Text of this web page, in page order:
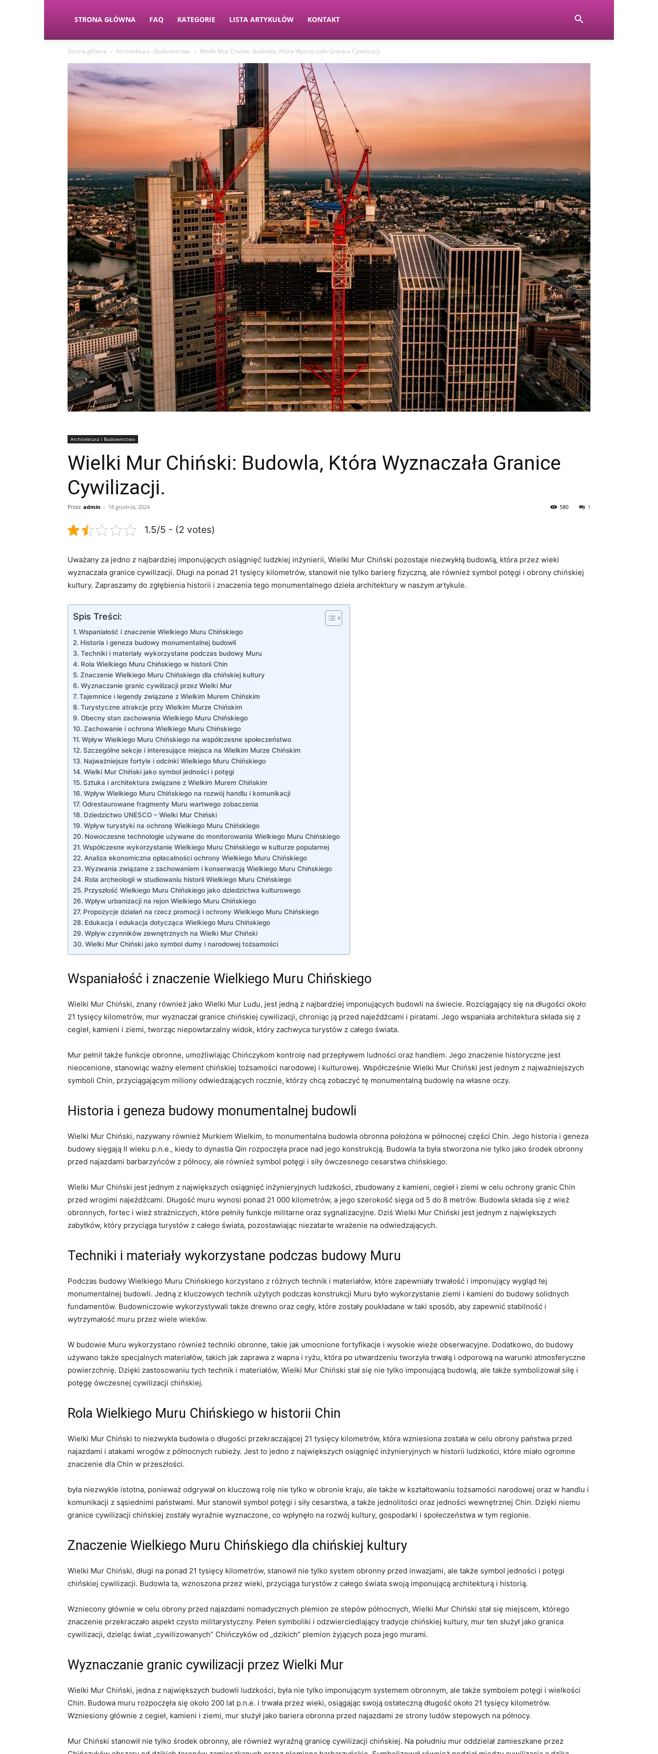
STRONA GŁÓWNA FAQ KATEGORIE LISTA ARTYKUŁÓW KONTAKT
Strona główna Architektura i Budownictwo Wielki Mur Chiński: Budowla, Która Wyznaczała Granice Cywilizacji.
Architektura i Budownictwo
Wielki Mur Chiński: Budowla, Która Wyznaczała Granice
Cywilizacji.
Przez admin - 18 grudnia, 2024 1
580
1.5/5 - (2 votes)
Uważany ‌za jedno z najbardziej imponujących osiągnięć ludzkiej inżynierii, Wielki Mur Chiński pozostaje niezwykłą budowlą, która przez ⁤wieki
wyznaczała granice cywilizacji. Długi na ponad 21 tysięcy kilometrów, stanowił nie tylko barierę fizyczną,‌ ale również symbol potęgi i obrony chińskiej
kultury. Zapraszamy do zgłębienia historii i znaczenia tego monumentalnego dzieła architektury w naszym artykule.
Spis Treści:
Wspaniałość i znaczenie Wielkiego⁤ Muru Chińskiego
Historia i geneza budowy monumentalnej budowli
Techniki i materiały wykorzystane podczas budowy Muru
Rola Wielkiego ‌Muru Chińskiego w historii Chin
Znaczenie Wielkiego Muru Chińskiego dla chińskiej kultury
Wyznaczanie granic cywilizacji przez ​Wielki Mur
Tajemnice ⁣i legendy związane z Wielkim Murem Chińskim
Turystyczne atrakcje przy Wielkim Murze Chińskim
Obecny stan zachowania‍ Wielkiego Muru Chińskiego
Zachowanie i ochrona Wielkiego Muru Chińskiego
Wpływ Wielkiego Muru Chińskiego na współczesne społeczeństwo
Szczególne sekcje i interesujące miejsca na Wielkim Murze Chińskim
Najważniejsze fortyle i odcinki Wielkiego Muru Chińskiego
Wielki Mur Chiński jako symbol jedności i potęgi
Sztuka i architektura związane z Wielkim Murem Chińskim
Wpływ Wielkiego Muru Chińskiego na rozwój handlu‍ i komunikacji
Odrestaurowane fragmenty Muru wartwego zobaczenia
Dziedzictwo UNESCO – Wielki Mur Chiński
Wpływ turystyki na ochronę Wielkiego Muru ‍Chińskiego
Nowoczesne technologie używane do monitorowania Wielkiego Muru Chińskiego
Współczesne wykorzystanie Wielkiego Muru Chińskiego w ‌kulturze popularnej
Analiza ekonomiczna opłacalności ochrony Wielkiego Muru Chińskiego
Wyzwania związane z zachowaniem i konserwacją Wielkiego Muru Chińskiego
Rola archeologii w studiowaniu historii Wielkiego Muru Chińskiego
Przyszłość Wielkiego Muru Chińskiego jako dziedzictwa kulturowego
Wpływ urbanizacji ⁤na rejon Wielkiego Muru Chińskiego
Propozycje działań na rzecz promocji​ i ochrony Wielkiego​ Muru Chińskiego
Edukacja i edukacja dotycząca Wielkiego Muru Chińskiego
Wpływ czynników zewnętrznych na Wielki Mur Chiński
Wielki‌ Mur‍ Chiński jako symbol dumy i narodowej tożsamości
Wspaniałość i znaczenie Wielkiego⁤ Muru Chińskiego
Wielki Mur Chiński, znany również jako Wielki Mur Ludu, jest jedną z najbardziej imponujących budowli na świecie. Rozciągający się na długości około⁢
21 ​tysięcy kilometrów, mur wyznaczał⁢ granice chińskiej ‍cywilizacji, chroniąc‍ ją przed najeźdźcami i piratami. Jego wspaniała architektura składa się z
cegieł, kamieni‌ i⁢ ziemi, tworząc niepowtarzalny widok, który zachwyca turystów⁤ z całego świata.
Mur pełnił także funkcje obronne,​ umożliwiając Chińczykom kontrolę nad przepływem ludności oraz handlem. Jego znaczenie historyczne jest
nieocenione, stanowiąc ważny element chińskiej tożsamości narodowej i kulturowej. ⁤Współcześnie Wielki Mur⁢ Chiński jest jednym z⁤ najważniejszych
symboli Chin, przyciągającym miliony odwiedzających rocznie, którzy chcą zobaczyć tę monumentalną budowlę na własne oczy.
Historia i geneza budowy monumentalnej budowli
Wielki Mur ​Chiński, nazywany również ⁢Murkiem Wielkim, to monumentalna budowla obronna ​położona w północnej części Chin. Jego historia i geneza
budowy sięgają II wieku p.n.e., kiedy to dynastia Qin rozpoczęła prace nad jego‍ konstrukcją. Budowla ta była stworzona nie tylko jako środek obronny
przed najazdami barbarzyńców z północy, ale również symbol potęgi i siły ówczesnego cesarstwa chińskiego.
Wielki ​Mur Chiński jest‍ jednym z największych osiągnięć inżynieryjnych ludzkości, zbudowany ​z kamieni, cegieł i ziemi w celu ochrony granic Chin
przed​ wrogimi najeźdźcami. Długość muru wynosi ponad 21 000 kilometrów, a jego szerokość sięga od 5 do⁣ 8 metrów. Budowla składa⁢ się z wież
‍obronnych, fortec i wież strażniczych, które pełniły funkcje militarne oraz sygnalizacyjne. Dziś Wielki Mur Chiński ‌jest jednym z największych
zabytków, który przyciąga turystów z całego świata, pozostawiając niezatarte wrażenie na odwiedzających.
Techniki i materiały wykorzystane podczas budowy Muru
Podczas budowy Wielkiego Muru Chińskiego korzystano ‍z różnych technik i materiałów, które zapewniały trwałość i imponujący wygląd tej
monumentalnej budowli. Jedną z kluczowych technik użytych podczas konstrukcji Muru było wykorzystanie ziemi i kamieni do budowy solidnych
fundamentów. Budowniczowie wykorzystywali także drewno oraz cegły, które zostały poukładane​ w taki sposób, aby zapewnić stabilność i
wytrzymałość muru przez wiele wieków.
W budowie Muru wykorzystano również techniki obronne,⁢ takie jak umocnione ⁤fortyfikacje i wysokie ‍wieże obserwacyjne. Dodatkowo, do budowy
używano także specjalnych materiałów, takich jak zaprawa z wapna i ryżu, która po utwardzeniu tworzyła trwałą i odporową na⁣ warunki atmosferyczne
powierzchnię.⁢ Dzięki zastosowaniu tych technik i materiałów, Wielki Mur Chiński stał się nie tylko imponującą budowlą, ale także symbolizował siłę i
potęgę ówczesnej cywilizacji chińskiej.
Rola Wielkiego ‌Muru Chińskiego w historii Chin
Wielki Mur Chiński to niezwykła budowla o długości przekraczającej 21 tysięcy kilometrów, która wzniesiona ​została w celu obrony państwa przed
najazdami i⁣ atakami wrogów z północnych rubieży. Jest to jedno z największych osiągnięć inżynieryjnych w historii ludzkości,‍ które miało ogromne
znaczenie dla Chin w przeszłości.
była niezwykle istotna, ponieważ odgrywał‌ on kluczową rolę nie tylko w obronie kraju, ale ⁣także w kształtowaniu tożsamości narodowej oraz w handlu i
komunikacji z sąsiednimi państwami. Mur stanowił symbol⁤ potęgi​ i siły cesarstwa, a także jednolitości oraz jedności wewnętrznej Chin. Dzięki niemu
granice cywilizacji chińskiej ‌zostały‍ wyraźnie wyznaczone, co wpłynęło na rozwój kultury, gospodarki‌ i społeczeństwa w​ tym regionie.
Znaczenie Wielkiego Muru Chińskiego dla chińskiej kultury
Wielki Mur Chiński, długi na ponad⁣ 21 tysięcy kilometrów, stanowił ⁤nie tylko system obronny przed ⁢inwazjami, ale także symbol jedności i potęgi
‌chińskiej‌ cywilizacji. Budowla‍ ta, wznoszona ​przez wieki, przyciąga turystów z całego świata swoją imponującą architekturą i ⁤historią.
Wzniecony⁢ głównie ⁤w celu obrony przed najazdami nomadycznych ‍plemion ze ​stepów ⁤północnych, Wielki Mur Chiński ⁣stał⁣ się miejscem, którego
znaczenie przekraczało‍ aspekt czysto militarystyczny. Pełen symboliki i odzwierciedlający tradycje chińskiej kultury, mur ten służył jako granica
cywilizacji,⁣ dzieląc świat „cywilizowanych” Chińczyków od „dzikich” plemion żyjących poza jego murami.
Wyznaczanie granic cywilizacji przez ​Wielki Mur
Wielki ⁤Mur ⁣Chiński, jedna z największych budowli ludzkości, była‌ nie tylko imponującym systemem obronnym, ale ​także symbolem potęgi i wielkości
Chin. Budowa muru rozpoczęła się około 200 lat​ p.n.e. i trwała przez wieki, osiągając swoją ostateczną długość około 21 tysięcy kilometrów.
Wzniesiony głównie z cegieł, kamieni i‍ ziemi, mur służył​ jako bariera obronna przed najazdami ze strony ludów‍ stepowych na północy.
Mur Chiński ‌stanowił nie tylko środek obronny, ale również wyraźną granicę⁤ cywilizacji chińskiej. Na południu mur oddzielał zamieszkane przez